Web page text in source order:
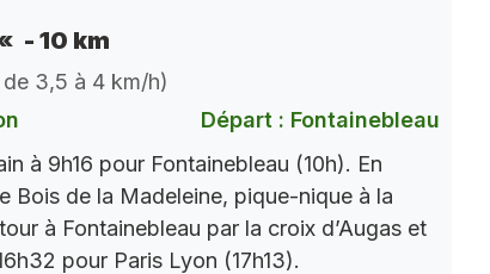
- 10 km
3,5 à 4 km/h)
Départ : Fontainebleau
à 9h16 pour Fontainebleau (10h). En
Bois de la Madeleine, pique-nique à la
à Fontainebleau par la croix d’Augas et
pour Paris Lyon (17h13).